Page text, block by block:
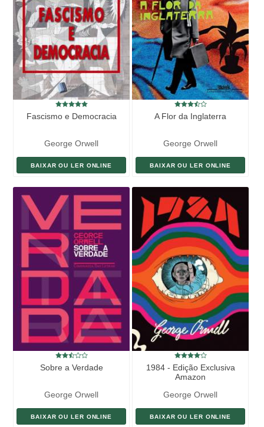
Fascismo e Democracia
George Orwell
BAIXAR OU LER ONLINE
A Flor da Inglaterra
George Orwell
BAIXAR OU LER ONLINE
Sobre a Verdade
George Orwell
BAIXAR OU LER ONLINE
1984 - Edição Exclusiva
Amazon
George Orwell
BAIXAR OU LER ONLINE